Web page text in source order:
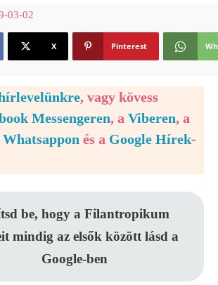
03-02
X Pinterest
, vagy kövess
Messengeren, a Viberen, a
Whatsappon és a Google Hírek-
be, hogy a Filantropikum
mindig az elsők között lásd a
Google-ben